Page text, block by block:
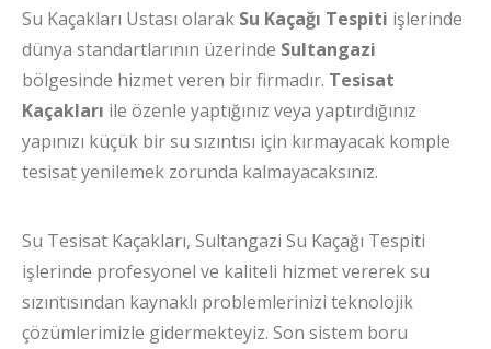
Su Kaçakları Ustası olarak Su Kaçağı Tespiti işlerinde
dünya standartlarının üzerinde Sultangazi
bölgesinde hizmet veren bir firmadır. Tesisat
Kaçakları ile özenle yaptığınız veya yaptırdığınız
yapınızı küçük bir su sızıntısı için kırmayacak komple
tesisat yenilemek zorunda kalmayacaksınız.
Su Tesisat Kaçakları, Sultangazi Su Kaçağı Tespiti
işlerinde profesyonel ve kaliteli hizmet vererek su
sızıntısından kaynaklı problemlerinizi teknolojik
çözümlerimizle gidermekteyiz. Son sistem boru